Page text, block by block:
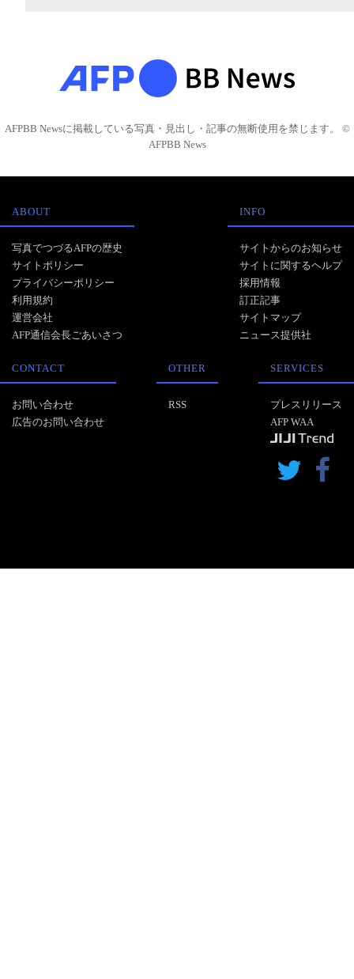
AFPBB Newsに掲載している写真・見出し・記事の無断使用を禁じます。 ©
AFPBB News
ABOUT
写真でつづるAFPの歴史
サイトポリシー
プライバシーポリシー
利用規約
運営会社
AFP通信会長ごあいさつ
INFO
サイトからのお知らせ
サイトに関するヘルプ
採用情報
訂正記事
サイトマップ
ニュース提供社
CONTACT
お問い合わせ
広告のお問い合わせ
OTHER
RSS
SERVICES
プレスリリース
AFP WAA